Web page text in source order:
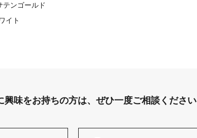
テンゴールド
イト
興味をお持ちの方は、 ぜひ一度ご相談ください